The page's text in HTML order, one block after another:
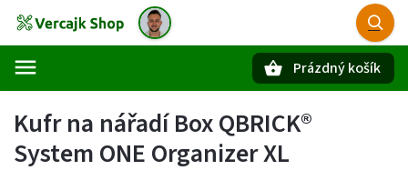
Prázdný košík
Kufr na nářadí Box QBRICK®
System ONE Organizer XL